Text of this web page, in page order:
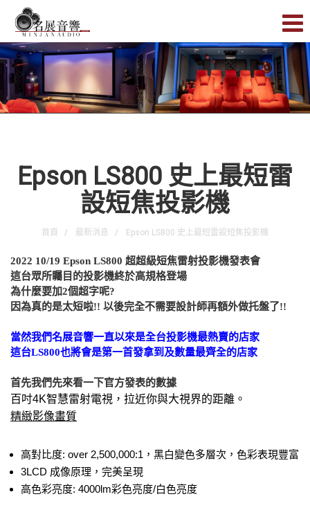
Epson LS800 史上最短雷
設短焦投影機
首頁 最新消息 Epson LS800 史上最短雷設短焦投影機
2022 10/19 Epson LS800 超超級短焦雷射投影機發表會
這台眾所矚目的投影機終於高規格登場
為什麼要加2個超字呢?
因為真的是太短啦!! 以後完全不需要設計師再額外做托盤了!!
當然我們名展音響一直以來是全台投影機最熱賣的店家
這台LS800也將會是第一首發拿到及數量最齊全的店家
首先我們先來看一下官方發表的數據
百吋4K智慧雷射電視，拉近你與大視界的距離。
精緻影像畫質
高對比度: over 2,500,000:1，黑白變色多層次，色彩表現豐富
3LCD 成像原理，完美呈現
高色彩亮度: 4000lm彩色亮度/白色亮度